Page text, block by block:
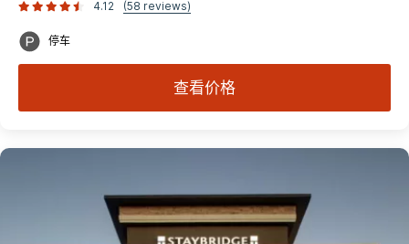
4.12
(58 reviews)
停车
查看价格